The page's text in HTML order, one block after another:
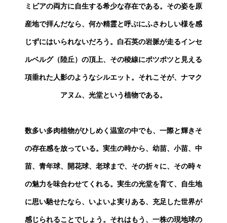
ミビアの両方に自生する希少な存在である。その姿を原
産地で拝んだなら、何か精霊と呼ぶにふさわしい様を感
じずにはいられないだろう。白石英の岩脈が走るインセ
ルベルグ（陸丘）の頂上、その稜線にポツポツと見える
項垂れた人影のようなシルエット。それこそが、ナマク
アヌム、光堂という植物である。
数多い多肉植物がひしめく温室の中でも、一際と輝きそ
の存在感を放っている。実生の時から、幼苗、小苗、中
苗、青年球、開花球、老球まで、その折々に、その時々
の魅力を味合わせてくれる。実生の光堂を育て、自生地
に思い馳せたなら、いよいよ実りある、充足した世界が
感じられることでしょう。それはもう、一株の現地球の